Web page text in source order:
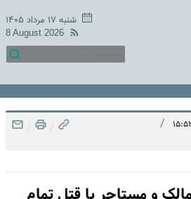
شنبه ۱۷ مرداد ۱۴۰۵
8 August 2026
/
/
/
و مستاجر با قتل تمام